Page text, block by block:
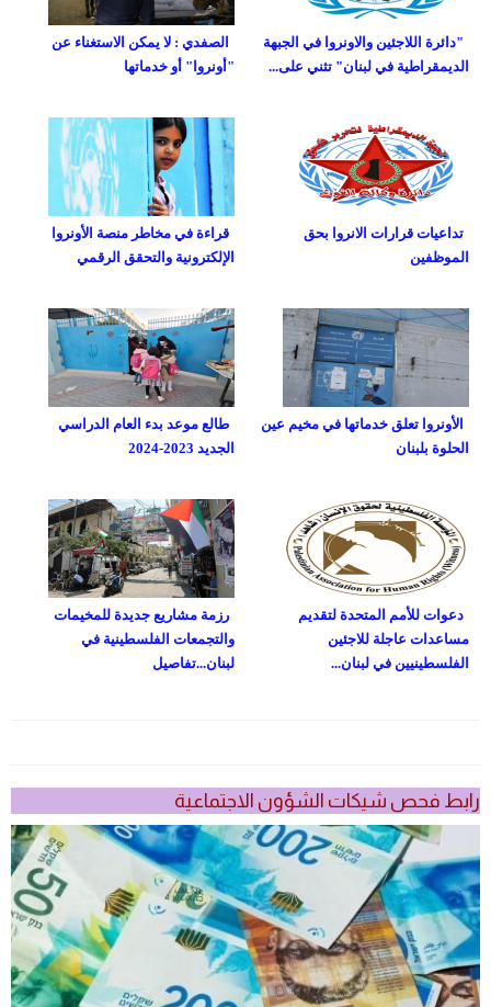
الصفدي : لا يمكن الاستغناء عن
"أونروا" أو خدماتها
"دائرة اللاجئين والاونروا في الجبهة
الديمقراطية في لبنان" تثني على...
قراءة في مخاطر منصة الأونروا
الإلكترونية والتحقق الرقمي
تداعيات قرارات الانروا بحق
الموظفين
طالع موعد بدء العام الدراسي
الجديد 2023-2024
الأونروا تعلق خدماتها في مخيم عين
الحلوة بلبنان
رزمة مشاريع جديدة للمخيمات
والتجمعات الفلسطينية في
لبنان...تفاصيل
دعوات للأمم المتحدة لتقديم
مساعدات عاجلة للاجئين
الفلسطينيين في لبنان...
رابط فحص شيكات الشؤون الاجتماعية